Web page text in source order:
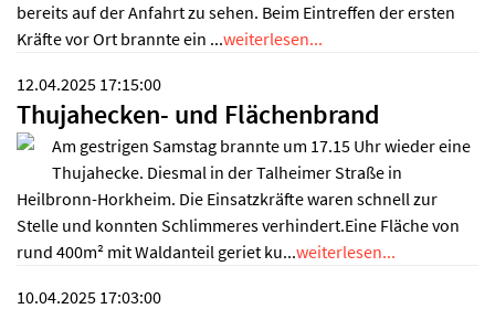
bereits auf der Anfahrt zu sehen. Beim Eintreffen der ersten
Kräfte vor Ort brannte ein ...weiterlesen...
12.04.2025 17:15:00
Thujahecken- und Flächenbrand
Am gestrigen Samstag brannte um 17.15 Uhr wieder eine
Thujahecke. Diesmal in der Talheimer Straße in
Heilbronn-Horkheim. Die Einsatzkräfte waren schnell zur
Stelle und konnten Schlimmeres verhindert.Eine Fläche von
rund 400m² mit Waldanteil geriet ku...weiterlesen...
10.04.2025 17:03:00